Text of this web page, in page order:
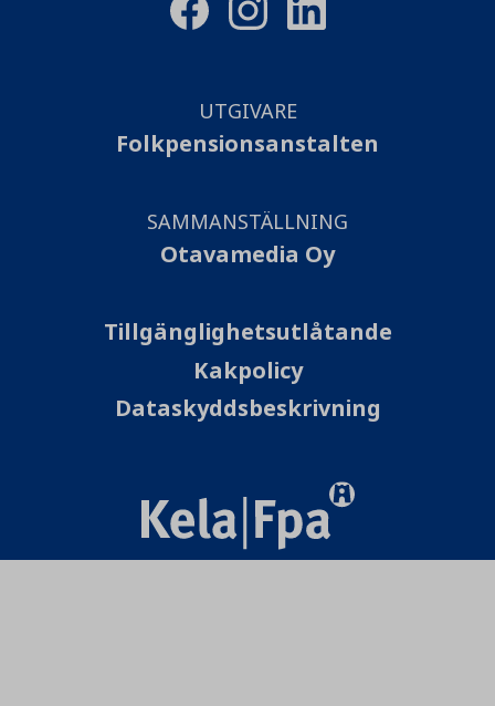
UTGIVARE
Folkpensionsanstalten
SAMMANSTÄLLNING
Otavamedia Oy
Tillgänglighetsutlåtande
Kakpolicy
Dataskyddsbeskrivning